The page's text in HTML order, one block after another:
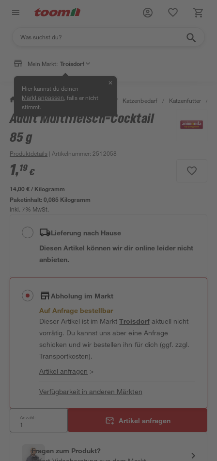
Mein Markt: Troisdorf
Hier kannst du deinen
Markt anpassen , falls er nicht
stimmt.
✕
/ Garten & Freizeit / Tierbedarf / Katzenbedarf / Katzenfutter /
Adult Multifleisch-Cocktail
85 g
Produktdetails | Artikelnummer: 2512058
1,19 €
14,00 € / Kilogramm
Paketinhalt:0,085 Kilogramm
inkl. 7% MwSt.
Lieferung nach Hause
Diesen Artikel können wir dir online leider nicht
anbieten.
Abholung im Markt
Auf Anfrage bestellbar
Dieser Artikel ist im MarktTroisdorfaktuell nicht
vorrätig. Du kannst uns aber eine Anfrage
schicken und wir bestellen ihn für dich (ggf. zzgl.
Transportkosten).
Artikel anfragen >
Verfügbarkeit in anderen Märkten
Anzahl: Artikel anfragen
Fragen zum Produkt?